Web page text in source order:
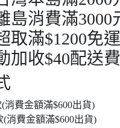
島消費滿3000
取滿$1200免
加收$40配送
消費金額滿$600出貨)
消費金額滿$600出貨)